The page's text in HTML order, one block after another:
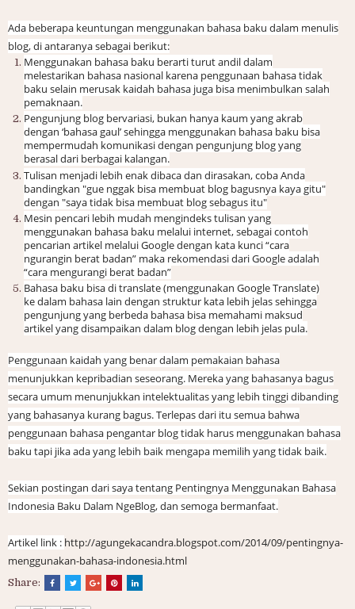
Ada beberapa keuntungan menggunakan bahasa baku dalam menulis
blog, di antaranya sebagai berikut:
Menggunakan bahasa baku berarti turut andil dalam
melestarikan bahasa nasional karena penggunaan bahasa tidak
baku selain merusak kaidah bahasa juga bisa menimbulkan salah
pemaknaan.
Pengunjung blog bervariasi, bukan hanya kaum yang akrab
dengan ‘bahasa gaul’ sehingga menggunakan bahasa baku bisa
mempermudah komunikasi dengan pengunjung blog yang
berasal dari berbagai kalangan.
Tulisan menjadi lebih enak dibaca dan dirasakan, coba Anda
bandingkan "gue nggak bisa membuat blog bagusnya kaya gitu"
dengan "saya tidak bisa membuat blog sebagus itu"
Mesin pencari lebih mudah mengindeks tulisan yang
menggunakan bahasa baku melalui internet, sebagai contoh
pencarian artikel melalui Google dengan kata kunci “cara
ngurangin berat badan” maka rekomendasi dari Google adalah
“cara mengurangi berat badan”
Bahasa baku bisa di translate (menggunakan Google Translate)
ke dalam bahasa lain dengan struktur kata lebih jelas sehingga
pengunjung yang berbeda bahasa bisa memahami maksud
artikel yang disampaikan dalam blog dengan lebih jelas pula.
Penggunaan kaidah yang benar dalam pemakaian bahasa
menunjukkan kepribadian seseorang. Mereka yang bahasanya bagus
secara umum menunjukkan intelektualitas yang lebih tinggi dibanding
yang bahasanya kurang bagus. Terlepas dari itu semua bahwa
penggunaan bahasa pengantar blog tidak harus menggunakan bahasa
baku tapi jika ada yang lebih baik mengapa memilih yang tidak baik.
Sekian postingan dari saya tentang Pentingnya Menggunakan Bahasa
Indonesia Baku Dalam NgeBlog, dan semoga bermanfaat.
Artikel link : http://agungekacandra.blogspot.com/2014/09/pentingnya-
menggunakan-bahasa-indonesia.html
Share: